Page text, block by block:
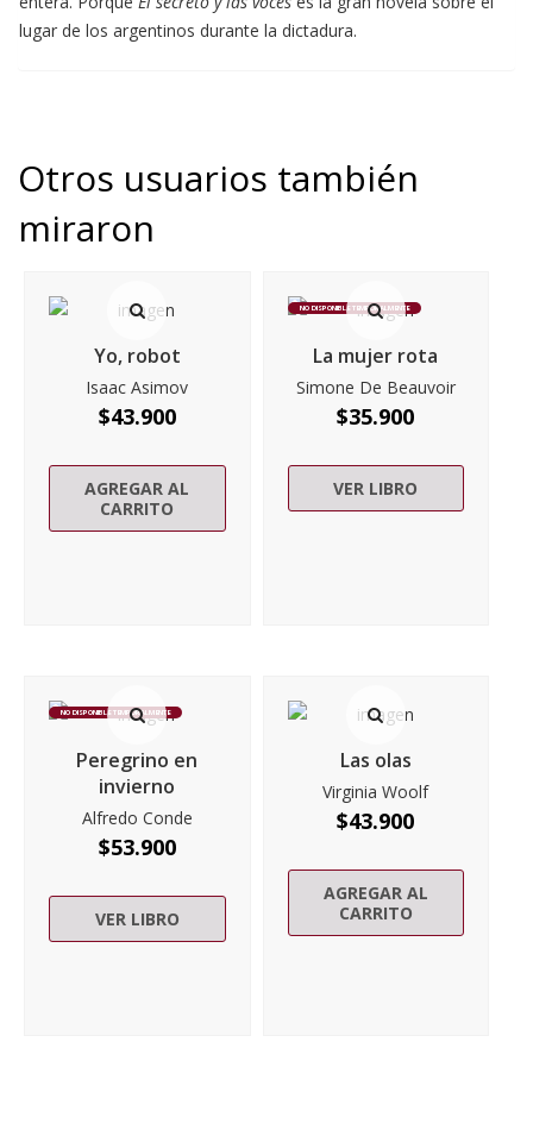
lugar de los argentinos durante la dictadura.
Otros usuarios también
miraron
Yo, robot
Isaac Asimov
$43.900
AGREGAR AL
CARRITO
NO DISPONIBLE TEMPORALMENTE
La mujer rota
Simone De Beauvoir
$35.900
VER LIBRO
NO DISPONIBLE TEMPORALMENTE
Peregrino en
invierno
Alfredo Conde
$53.900
VER LIBRO
Las olas
Virginia Woolf
$43.900
AGREGAR AL
CARRITO